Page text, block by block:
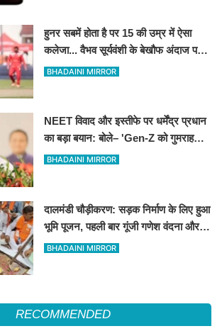
हुनर सबमें होता है पर 15 की उम्र में ऐसा
कलेजा... वैभव सूर्यवंशी के बेखौफ अंदाज पर
फिदा हुए शिखर धवन
BHADAINI MIRROR
NEET विवाद और इस्तीफे पर धर्मेंद्र प्रधान
का बड़ा बयान: बोले– 'Gen-Z को गुमराह
करने की हुई कोशिश'
BHADAINI MIRROR
दालमंडी चौड़ीकरण: सड़क निर्माण के लिए हुआ
भूमि पूजन, पहली बार गूंजी गणेश वंदना और
'हर-हर महादेव' का उद्घोष
BHADAINI MIRROR
RECOMMENDED